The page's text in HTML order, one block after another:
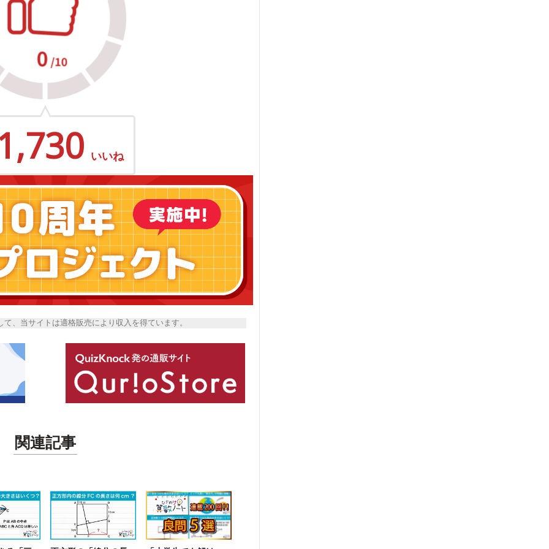
いいね
、当サイトは適格販売により収入を得ています。
関連記事